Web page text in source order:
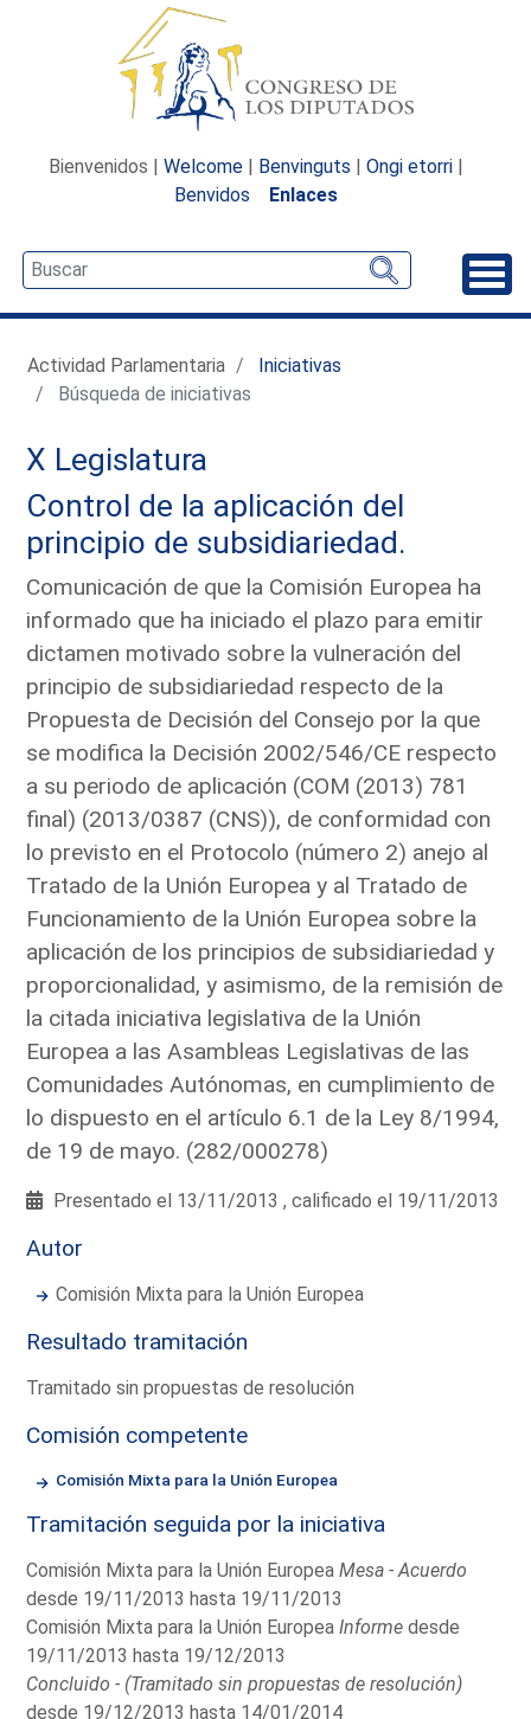
Bienvenidos | Welcome | Benvinguts | Ongi etorri |
Benvidos
Enlaces
Actividad Parlamentaria
Iniciativas
Búsqueda de iniciativas
X Legislatura
Control de la aplicación del
principio de subsidiariedad.
Comunicación de que la Comisión Europea ha
informado que ha iniciado el plazo para emitir
dictamen motivado sobre la vulneración del
principio de subsidiariedad respecto de la
Propuesta de Decisión del Consejo por la que
se modifica la Decisión 2002/546/CE respecto
a su periodo de aplicación (COM (2013) 781
final) (2013/0387 (CNS)), de conformidad con
lo previsto en el Protocolo (número 2) anejo al
Tratado de la Unión Europea y al Tratado de
Funcionamiento de la Unión Europea sobre la
aplicación de los principios de subsidiariedad y
proporcionalidad, y asimismo, de la remisión de
la citada iniciativa legislativa de la Unión
Europea a las Asambleas Legislativas de las
Comunidades Autónomas, en cumplimiento de
lo dispuesto en el artículo 6.1 de la Ley 8/1994,
de 19 de mayo. (282/000278)
Presentado el 13/11/2013 , calificado el 19/11/2013
Autor
Comisión Mixta para la Unión Europea
Resultado tramitación
Tramitado sin propuestas de resolución
Comisión competente
Comisión Mixta para la Unión Europea
Tramitación seguida por la iniciativa
Comisión Mixta para la Unión EuropeaMesa - Acuerdo
desde 19/11/2013 hasta 19/11/2013
Comisión Mixta para la Unión EuropeaInforme desde
19/11/2013 hasta 19/12/2013
Concluido - (Tramitado sin propuestas de resolución)
desde 19/12/2013 hasta 14/01/2014